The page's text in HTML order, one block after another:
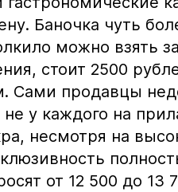
Баночка чуть
можно взять
стоит 2500
Сами продавцы
у каждого на
несмотря на
от 12 500 до 13